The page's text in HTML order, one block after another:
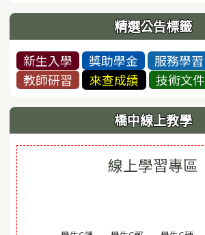
精選公告標籤
新生入學 獎助學金 服務學習
教師研習
來查成績 技術文件
橋中線上教學
線上學習專區